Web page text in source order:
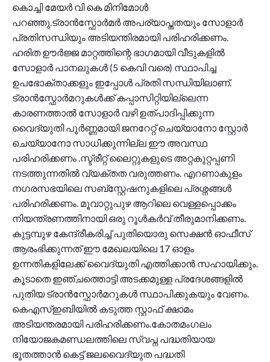
കൊച്ചി മേയർ വി കെ മിനിമോൾ
പറഞ്ഞു.ട്രാൻസ്ഫോർമർ അപര്യാപ്തതയും സോളാർ
പ്രതിസന്ധിയും അടിയന്തിരമായി പരിഹരിക്കണം.
ഹരിത ഊർജ്ജ മാറ്റത്തിന്റെ ഭാഗമായി വീടുകളിൽ
സോളാർ പാനലുകൾ (5 കെവി വരെ) സ്ഥാപിച്ച
ഉപഭോക്താക്കളും ഇപ്പോൾ പ്രതി സന്ധിയിലാണ്.
ട്രാൻസ്ഫോർമറുകൾക്ക് കപ്പാസിറ്റിയില്ലെന്ന
കാരണത്താൽ സോളാർ വഴി ഉത്പാദിപ്പിക്കുന്ന
വൈദ്യുതി പൂർണ്ണമായി ജനറേറ്റ് ചെയ്യാനോ സ്റ്റോർ
ചെയ്യാനോ സാധിക്കുന്നില്ല ഈ അവസ്ഥ
പരിഹരിക്കണം .സ്ട്രീറ്റ് ലൈറ്റുകളുടെ അറ്റകുറ്റപ്പണി
നടത്തുന്നതിൽ വ്യക്തത വരുത്തണം. എറണാകുളം
നഗരസഭയിലെ സബ്സ്റ്റേഷനുകളിലെ പ്രശ്നങ്ങൾ
പരിഹരിക്കണം. മൂവാറ്റുപുഴ ആറിലെ വെള്ളപ്പൊക്കം
നിയന്ത്രണത്തിനായി ഒരു റൂൾകർവ് തീരുമാനിക്കണം.
കുട്ടമ്പുഴ കേന്ദ്രീകരിച്ച് പുതിയൊരു സെക്ഷൻ ഓഫീസ്
ആരംഭിക്കുന്നത് ഈ മേഖലയിലെ 17 ഓളം
ഉന്നതികളിലേക്ക് വൈദ്യുതി എത്തിക്കാൻ സഹായിക്കും.
കൂടാതെ ഇഞ്ചത്തൊട്ടി അടക്കമുള്ള പ്രദേശങ്ങളിൽ
പുതിയ ട്രാൻസ്ഫോർമറുകൾ സ്ഥാപിക്കുകയും വേണം.
കെഎസ്ഇബിയിൽ കടുത്ത സ്റ്റാഫ് ക്ഷാമം
അടിയന്തരമായി പരിഹരിക്കണം.കോതമംഗലം
നിയോജകമണ്ഡലത്തിലെ സ്വപ്ന പദ്ധതിയായ
ഭൂതത്താൻ കെട്ട് ജലവൈദ്യുത പദ്ധതി